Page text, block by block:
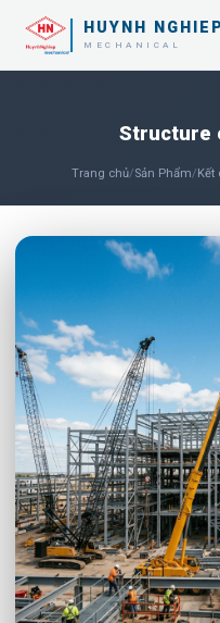
HUYNH NGHIEP
MECHANICAL
Structure
Trang chủ/Sản Phẩm/Kết